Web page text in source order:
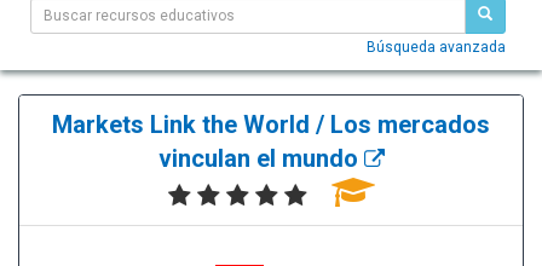
Búsqueda avanzada
Markets Link the World / Los mercados
vinculan el mundo